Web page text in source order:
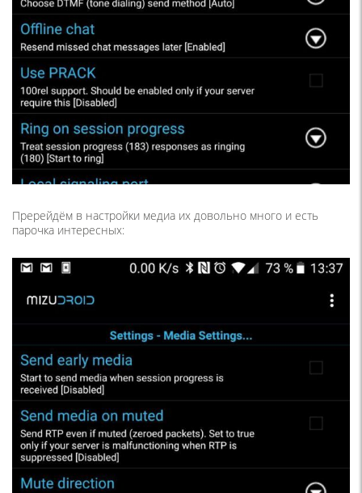
Пререйдём в настройки медиа их довольно много и есть
парочка интересных: